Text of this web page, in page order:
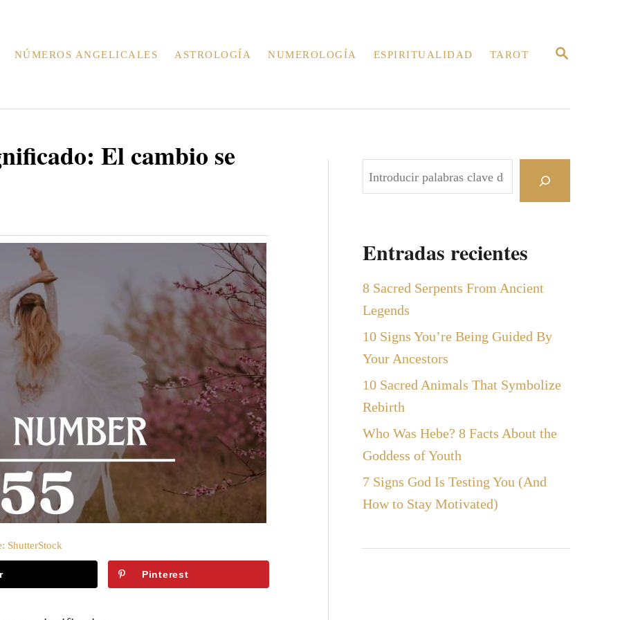
B
A
NÚMEROS ANGELICALES ASTROLOGÍA NUMEROLOGÍA ESPIRITUALIDAD TAROT
El cambio se
ShutterStock
Pinterest
B
u
a
r
Entradas recientes
8 Sacred Serpents From Ancient
Legends
10 Signs You’re Being Guided By
Your Ancestors
10 Sacred Animals That Symbolize
Rebirth
Who Was Hebe? 8 Facts About the
Goddess of Youth
7 Signs God Is Testing You (And
How to Stay Motivated)